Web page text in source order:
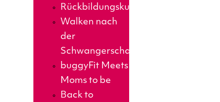
Rückbildungskurs
Walken nach
der
Schwangerschaft
buggyFit Meets
Moms to be
Back to